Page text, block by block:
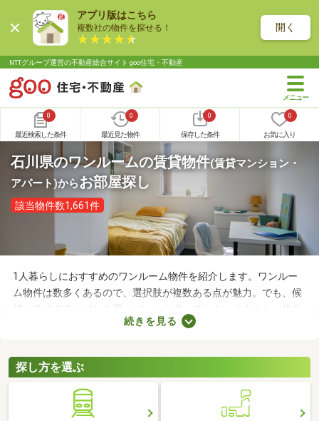
アプリ版はこちら
複数社の物件を探せる！ 開く
NTTグループ運営の不動産総合サイト goo住宅・不動産
0
最近検索した条件
0
最近見た物件
0
保存した条件
0
お気に入り
石川県のワンルームの賃貸物件(賃貸マンション・
アパート)からお部屋探し
該当物件数1,661件
1人暮らしにおすすめのワンルーム物件を紹介します。ワンルー
ム物件は数多くあるので、選択肢が複数ある点が魅力。でも、候
補が多すぎるとどれを選べばいいか迷ってしまいますよね。物件
を選ぶときは、間取り・設備・家賃などをチェックすることがお
を見つけましょう。
続きを見る
探し方を選ぶ